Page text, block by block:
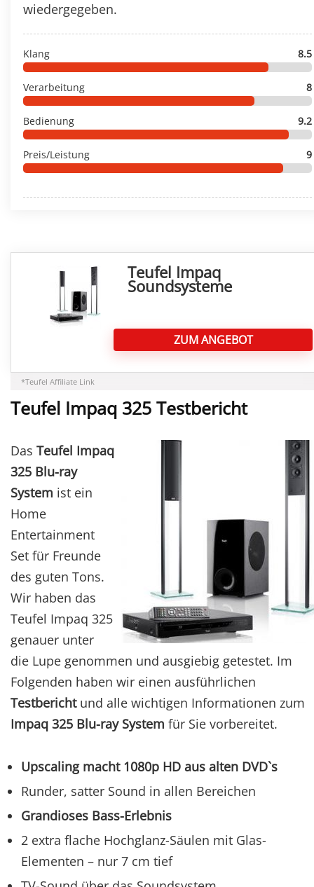
wiedergegeben.
Klang 8.5
Verarbeitung 8
Bedienung 9.2
Preis/Leistung 9
Teufel Impaq
Soundsysteme
ZUM ANGEBOT
*Teufel Affiliate Link
Teufel Impaq 325 Testbericht
Das Teufel Impaq
325 Blu-ray
System ist ein
Home
Entertainment
Set für Freunde
des guten Tons.
Wir haben das
Teufel Impaq 325
genauer unter
die Lupe genommen und ausgiebig getestet. Im
Folgenden haben wir einen ausführlichen
Testberichtund alle wichtigen Informationen zum
Impaq 325 Blu-ray System für Sie vorbereitet.
Upscaling macht 1080p HD aus alten DVD`s
Runder, satter Sound in allen Bereichen
Grandioses Bass-Erlebnis
2 extra flache Hochglanz-Säulen mit Glas-
Elementen – nur 7 cm tief